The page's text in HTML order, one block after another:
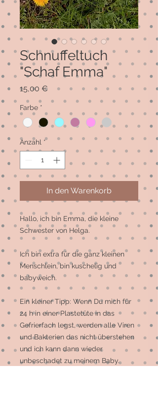
Schnuffeltuch
"Schaf Emma"
15,00 €Preis
Farbe *
Anzahl *
In den Warenkorb
Hallo, ich bin Emma, die kleine
Schwester von Helga.
Ich bin extra für die ganz kleinen
Menschlein, bin kuschelig und
babyweich.
Ein kleiner Tipp: Wenn Du mich für
24 h in einer Plastetüte in das
Gefrierfach legst, werden alle Viren
und Bakterien das nicht überstehen
und ich kann dann wieder
unbeschadet zu meinem Baby.